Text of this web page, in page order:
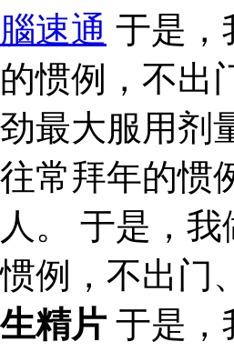
腦速通 于是，
的惯例，不出
劲最大服用剂
往常拜年的惯
人。 于是，
惯例，不出门
生精片 于是，